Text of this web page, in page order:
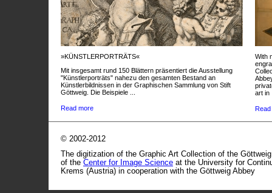
»KÜNSTLERPORTRÄTS«
Mit insgesamt rund 150 Blättern präsentiert die Ausstellung
"Künstlerporträts" nahezu den gesamten Bestand an
Künstlerbildnissen in der Graphischen Sammlung von Stift
Göttweig. Die Beispiele ...
Read more
With
art in
© 2002-2012
The digitization of the Graphic Art Collection of the
of the Center for Image Science at the University for
Krems (Austria) in cooperation with the Göttweig Abbey